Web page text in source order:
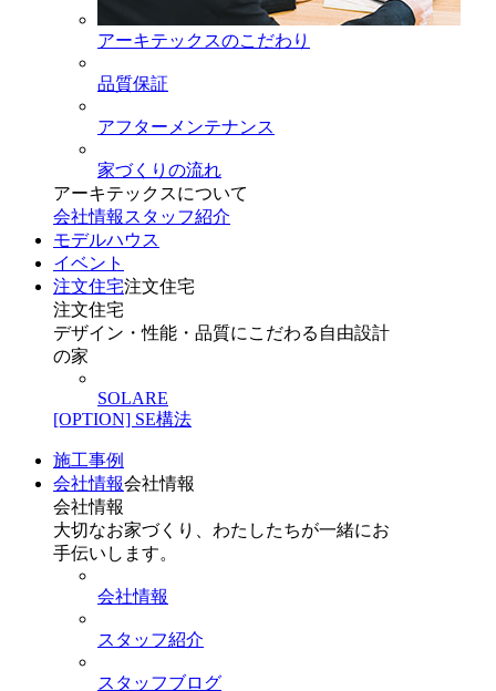
アーキテックスのこだわり
品質保証
アフターメンテナンス
家づくりの流れ
アーキテックスについて
会社情報 スタッフ紹介
モデルハウス
イベント
注文住宅注文住宅
注文住宅
デザイン・性能・品質にこだわる自由設計
の家
SOLARE
[OPTION] SE構法
施工事例
会社情報会社情報
会社情報
大切なお家づくり、わたしたちが一緒にお
手伝いします。
会社情報
スタッフ紹介
スタッフブログ